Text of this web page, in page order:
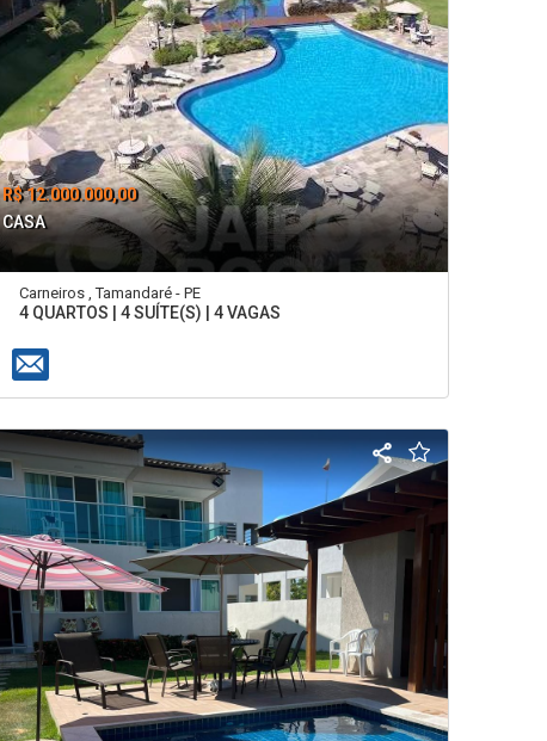
R$ 12.000.000,00
CASA
Carneiros , Tamandaré - PE
4 QUARTOS | 4 SUÍTE(S) | 4 VAGAS